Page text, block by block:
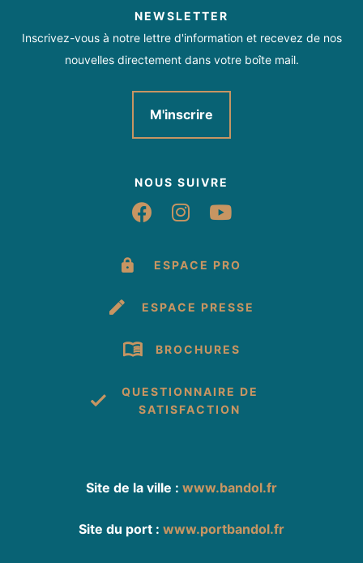
NEWSLETTER
Inscrivez-vous à notre lettre d'information et recevez de nos
nouvelles directement dans votre boîte mail.
M'inscrire
NOUS SUIVRE
Suivez-nous sur
Suivez-nous sur
Suivez-nous
ESPACE PRO
ESPACE PRESSE
BROCHURES
QUESTIONNAIRE DE
SATISFACTION
Site de la ville : www.bandol.fr
Site du port : www.portbandol.fr